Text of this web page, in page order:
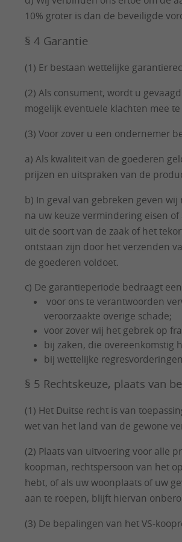
10% groter is dan de beveiligde
§ 4 Garantie
(1) Er bestaan wettelijke
(2) Als consument, wordt u
mogelijk eventuele klachten mee
(3) Voor zover u een ondernemer
a) Als kwaliteit van de goederen
prijzen en uitspraken van de
b) In geval van gebreken geven
na uw keuze vermindering eisen
uit de soort van de zaak of het
ontstaan zijn door het verzenden
de goederen voldoet.
c) De garantieperiode bedraagt
voor ons te verantwoorden
veroorzaakte overige schade;
voor zover wij het gebrek op
bij zaken, die overeenkomstig
bij wettelijke
§ 5 Rechtskeuze, plaats van
(1) Het Duitse recht is van
wet van het land van de gewone
(2) Plaats van uitvoering voor alle
koopman, rechtspersoon van het
hebt, of als uw woonplaats of uw
aan te roepen, blijft hiervan
(3) De bepalingen van het VS-